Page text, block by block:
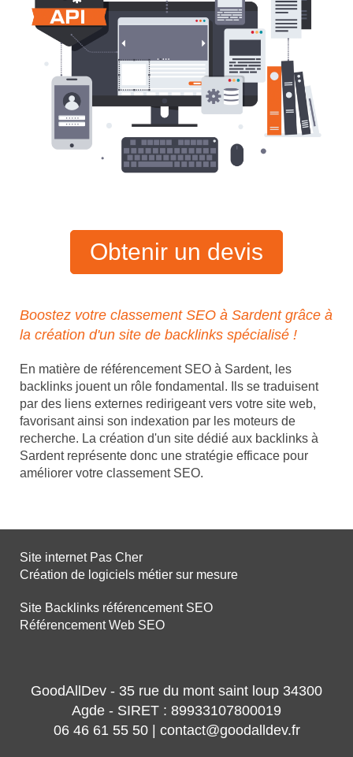
Obtenir un devis
Boostez votre classement SEO à Sardent grâce à
la création d'un site de backlinks spécialisé !
En matière de référencement SEO à Sardent, les
backlinks jouent un rôle fondamental. Ils se traduisent
par des liens externes redirigeant vers votre site web,
favorisant ainsi son indexation par les moteurs de
recherche. La création d'un site dédié aux backlinks à
Sardent représente donc une stratégie efficace pour
améliorer votre classement SEO.
Site internet Pas Cher
Création de logiciels métier sur mesure
Site Backlinks référencement SEO
Référencement Web SEO
GoodAllDev - 35 rue du mont saint loup 34300
Agde - SIRET : 89933107800019
06 46 61 55 50 | contact@goodalldev.fr